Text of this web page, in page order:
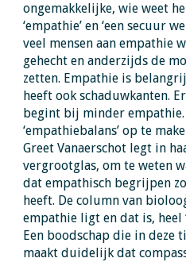
ongemakkelijke, wie weet
‘empathie’ en ‘een secuur
veel mensen aan empathie
gehecht en anderzijds de
zetten. Empathie is
heeft ook schaduwkanten.
begint bij minder
‘empathiebalans’ op te
Greet Vanaerschot legt in
vergrootglas, om te weten
dat empathisch begrijpen
heeft. De column van
empathie ligt en dat is, heel
Een boodschap die in deze
maakt duidelijk dat